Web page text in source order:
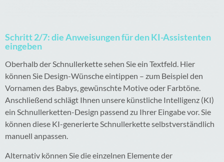
Schritt 2/7: die Anweisungen für den KI-Assistenten
eingeben
Oberhalb der Schnullerkette sehen Sie ein Textfeld. Hier
können Sie Design-Wünsche eintippen – zum Beispiel den
Vornamen des Babys, gewünschte Motive oder Farbtöne.
Anschließend schlägt Ihnen unsere künstliche Intelligenz (KI)
ein Schnullerketten-Design passend zu Ihrer Eingabe vor. Sie
können diese KI-generierte Schnullerkette selbstverständlich
manuell anpassen.
Alternativ können Sie die einzelnen Elemente der